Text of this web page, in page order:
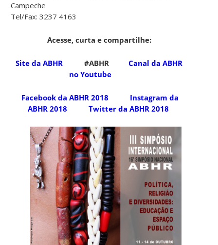
Campeche
Tel/Fax: 3237 4163
Acesse, curta e compartilhe:
Site da ABHR #ABHRCanal da ABHR
no Youtube
Facebook da ABHR 2018
Instagram da
ABHR 2018
Twitter da ABHR 2018